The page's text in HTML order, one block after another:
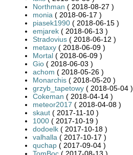
Northman ( 2018-08-27 )
monia ( 2018-06-17 )
piasek1990 ( 2018-06-15 )
emjarek ( 2018-06-13 )
Stradovius ( 2018-06-12 )
metaxy ( 2018-06-09 )
Mortal ( 2018-06-09 )
Gio ( 2018-06-03 )
achom ( 2018-05-26 )
Monarchis ( 2018-05-20 )
grzyb_tapetowy ( 2018-05-04 )
Cokeman ( 2018-04-14 )
meteor2017 ( 2018-04-08 )
skaut ( 2017-11-10 )
1000 ( 2017-10-19 )
dodoelk ( 2017-10-18 )
valhalla ( 2017-10-17 )
quchap ( 2017-09-04 )
TomBoc ( 2017-08-13 )